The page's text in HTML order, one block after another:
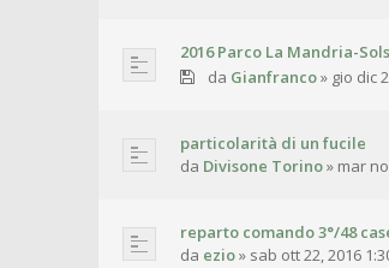
2016 Parco La Mandria-
da Gianfranco» gio dic
particolarità di un fucile
da Divisone Torino» mar
reparto comando 3°/48
da ezio» sab ott 22, 2016